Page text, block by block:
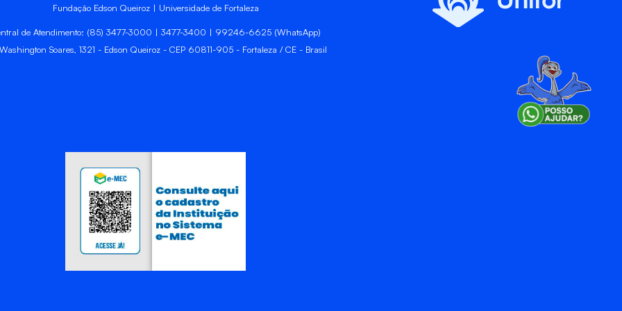
Fundação Edson Queiroz | Universidade de Fortaleza
de Atendimento: (85) 3477-3000 | 3477-3400 | 99246-6625 (WhatsApp)
Soares, 1321 - Edson Queiroz - CEP 60811-905 - Fortaleza / CE - Brasil